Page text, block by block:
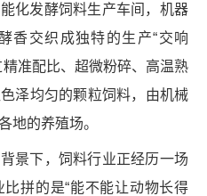
化发酵饲料生产车间，机器
香交织成独特的生产“交响
准配比、超微粉碎、高温熟
泽均匀的颗粒饲料，由机械
地的养殖场。
景下，饲料行业正经历一场
拼的是“能不能让动物长得